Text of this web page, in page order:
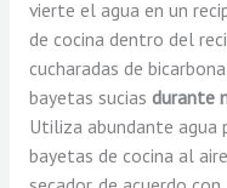
vierte el agua en un
de cocina dentro del
cucharadas de
bayetas sucias durante
Utiliza abundante agua
bayetas de cocina al